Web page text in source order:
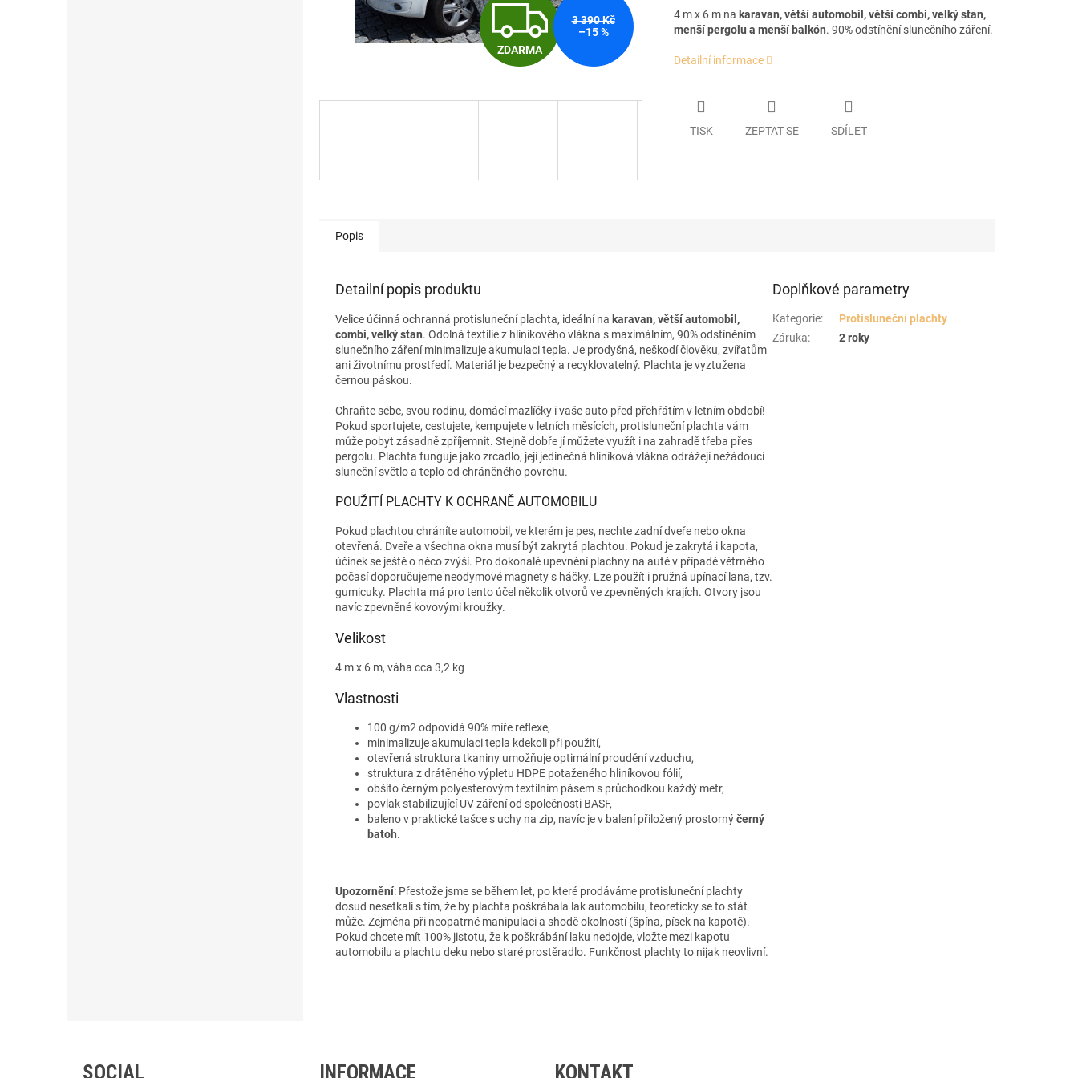
Z
D
R
A
ZDARMA
3 390 Kč
–15 %
4 m x 6 m na karavan, větší automobil , větší combi, velký stan,
menší pergolu a menší balkón. 90% odstínění slunečního záření.
Detailní informace
TISK ZEPTAT SE SDÍLET
Popis
Detailní popis produktu
Velice účinná ochranná protisluneční plachta, ideální na karavan, větší automobil,
combi, velký stan. Odolná textilie z hliníkového vlákna s maximálním, 90% odstíněním
slunečního záření minimalizuje akumulaci tepla. Je prodyšná, neškodí člověku, zvířatům
ani životnímu prostředí. Materiál je bezpečný a recyklovatelný. Plachta je vyztužena
černou páskou.
Chraňte sebe, svou rodinu, domácí mazlíčky i vaše auto před přehřátím v letním období!
Pokud sportujete, cestujete, kempujete v letních měsících, protisluneční plachta vám
může pobyt zásadně zpříjemnit. Stejně dobře jí můžete využít i na zahradě třeba přes
pergolu. Plachta funguje jako zrcadlo, její jedinečná hliníková vlákna odrážejí nežádoucí
sluneční světlo a teplo od chráněného povrchu.
POUŽITÍ PLACHTY K OCHRANĚ AUTOMOBILU
Pokud plachtou chráníte automobil, ve kterém je pes, nechte zadní dveře nebo okna
otevřená. Dveře a všechna okna musí být zakrytá plachtou. Pokud je zakrytá i kapota,
účinek se ještě o něco zvýší. Pro dokonalé upevnění plachny na autě v případě větrného
počasí doporučujeme neodymové magnety s háčky. Lze použít i pružná upínací lana, tzv.
gumicuky. Plachta má pro tento účel několik otvorů ve zpevněných krajích. Otvory jsou
navíc zpevněné kovovými kroužky.
Velikost
4 m x 6 m, váha cca 3,2 kg
Vlastnosti
100 g/m2 odpovídá 90% míře reflexe,
minimalizuje akumulaci tepla kdekoli při použití,
otevřená struktura tkaniny umožňuje optimální proudění vzduchu,
struktura z drátěného výpletu HDPE potaženého hliníkovou fólií,
obšito černým polyesterovým textilním pásem s průchodkou každý metr,
povlak stabilizující UV záření od společnosti BASF,
baleno v praktické tašce s uchy na zip, navíc je v balení přiložený prostornýčerný
batoh.
Upozornění: Přestože jsme se během let, po které prodáváme protisluneční plachty
dosud nesetkali s tím, že by plachta poškrábala lak automobilu, teoreticky se to stát
může. Zejména při neopatrné manipulaci a shodě okolností (špína, písek na kapotě).
Pokud chcete mít 100% jistotu, že k poškrábání laku nedojde, vložte mezi kapotu
automobilu a plachtu deku nebo staré prostěradlo. Funkčnost plachty to nijak neovlivní.
Doplňkové parametry
Kategorie:
Protisluneční plachty
Záruka: 2 roky
SOCIAL INFORMACE KONTAKT